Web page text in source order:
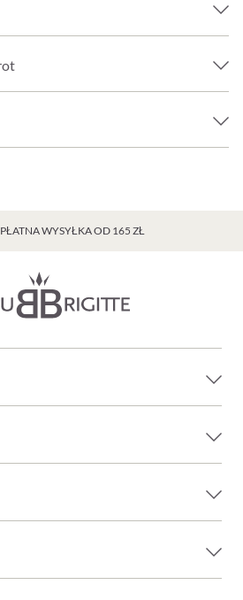
WYSYŁKA OD 165 ZŁ